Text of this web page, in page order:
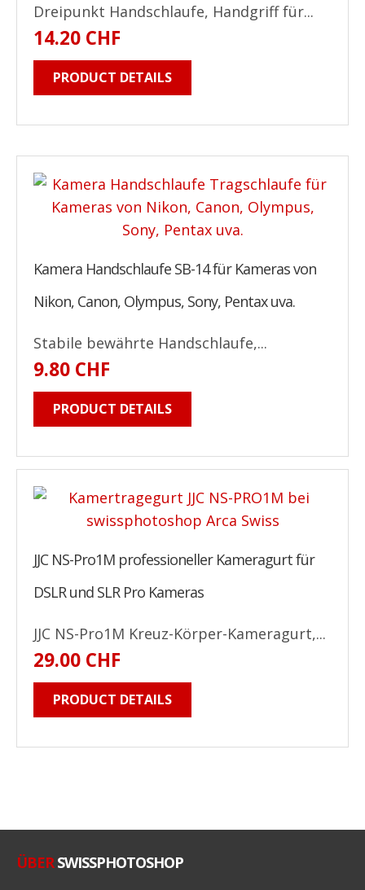
Dreipunkt Handschlaufe, Handgriff für...
14.20 CHF
PRODUCT DETAILS
Kamera Handschlaufe SB-14 für Kameras von
Nikon, Canon, Olympus, Sony, Pentax uva.
Stabile bewährte Handschlaufe,...
9.80 CHF
PRODUCT DETAILS
JJC NS-Pro1M professioneller Kameragurt für
DSLR und SLR Pro Kameras
JJC NS-Pro1M Kreuz-Körper-Kameragurt,...
29.00 CHF
PRODUCT DETAILS
ÜBERSWISSPHOTOSHOP